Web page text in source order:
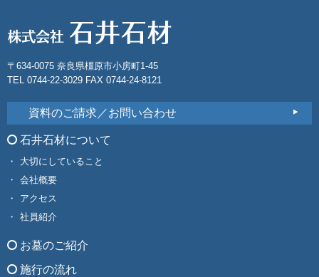
〒634-0075 奈良県橿原市小房町1-45
TEL 0744-22-3029 FAX 0744-24-8121
資料のご請求／お問い合わせ
石井石材について
大切にしていること
会社概要
アクセス
社員紹介
お墓のご紹介
施行の流れ